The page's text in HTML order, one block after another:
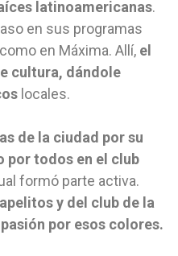
latinoamericanas.
en sus programas
en Máxima. Allí, el
cultura, dándole
locales.
de la ciudad por su
por todos en el club
formó parte activa.
y del club de la
por esos colores.